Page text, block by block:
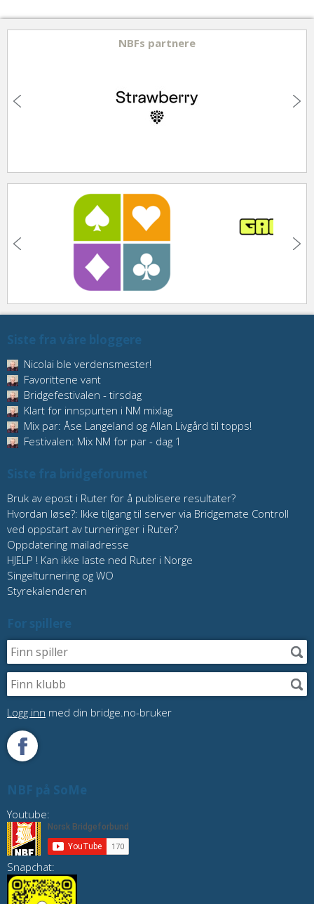
NBFs partnere
Siste fra våre bloggere
Nicolai ble verdensmester!
Favorittene vant
Bridgefestivalen - tirsdag
Klart for innspurten i NM mixlag
Mix par: Åse Langeland og Allan Livgård til topps!
Festivalen: Mix NM for par - dag 1
Siste fra bridgeforumet
Bruk av epost i Ruter for å publisere resultater?
Hvordan løse?: Ikke tilgang til server via Bridgemate Controll
ved oppstart av turneringer i Ruter?
Oppdatering mailadresse
HJELP ! Kan ikke laste ned Ruter i Norge
Singelturnering og WO
Styrekalenderen
For spillere
Logg inn med din bridge.no-bruker
NBF på SoMe
Youtube:
Snapchat: